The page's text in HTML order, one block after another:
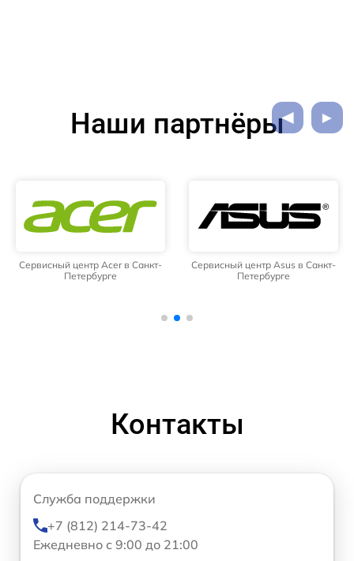
Наши партнёры
Сервисный центр Acer в Санкт-
Петербурге
Сервисный центр Asus в Санкт-
Петербурге
Контакты
Служба поддержки
+7 (812) 214-73-42
Ежедневно с 9:00 до 21:00